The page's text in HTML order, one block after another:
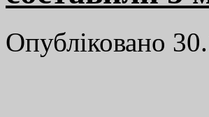
Опубліковано